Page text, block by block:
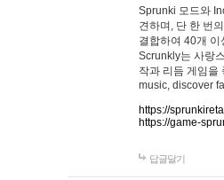
Sprunki 모드와
견하며, 단 한 번
결합하여 40개
Scrunkly는 사랑
작과 리듬 게임을
music, discover
https://
https://game-
답글달기